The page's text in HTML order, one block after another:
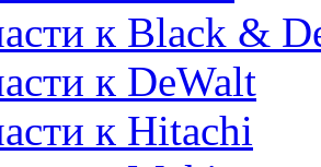
к Black &
к DeWalt
к Hitachi